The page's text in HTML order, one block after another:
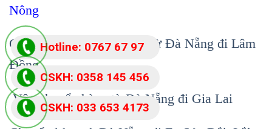
Nông
Chành xe nhận giao hàng từ Đà Nẵng đi Lâm
Đồng
Vận chuyển hàng từ Đà Nẵng đi Gia Lai
Hotline: 0767 67 97
87
CSKH: 033 653 4173
CSKH: 0358 145 456